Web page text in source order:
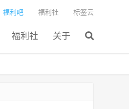
福利社 关于
福利吧 福利社 标签云